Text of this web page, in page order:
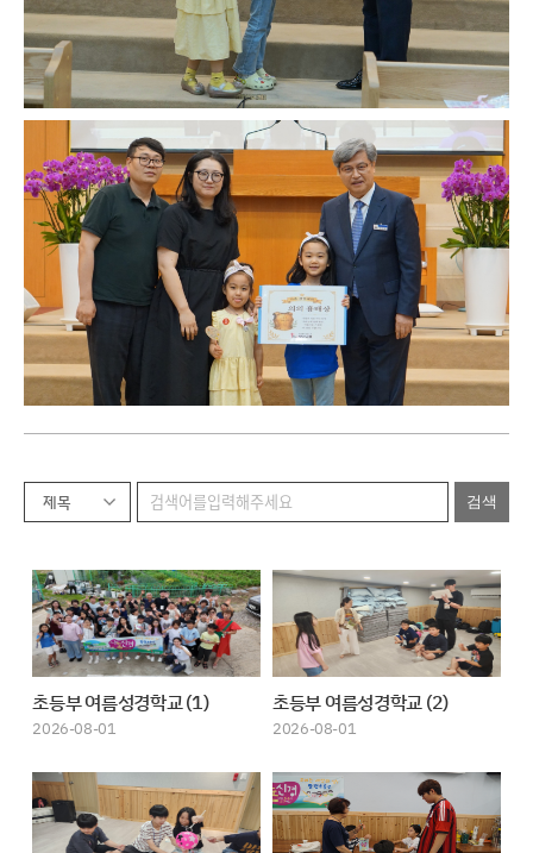
제목
초등부 여름성경학교 (1)
2026-08-01
초등부 여름성경학교 (2)
2026-08-01